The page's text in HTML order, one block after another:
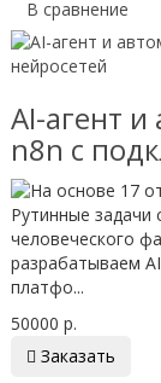
В сравнение
AI-агент
n8n с
Рутинные
человеческого
разрабатываем
платфо...
50000 р.
 Заказать